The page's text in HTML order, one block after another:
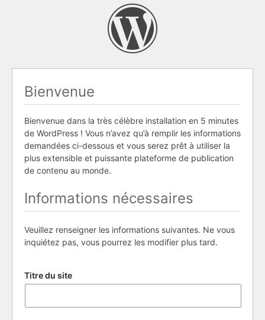
Bienvenue
Bienvenue dans la très célèbre installation en 5 minutes
de WordPress ! Vous n’avez qu’à remplir les informations
demandées ci-dessous et vous serez prêt à utiliser la
plus extensible et puissante plateforme de publication
de contenu au monde.
Informations nécessaires
Veuillez renseigner les informations suivantes. Ne vous
inquiétez pas, vous pourrez les modifier plus tard.
Titre du site